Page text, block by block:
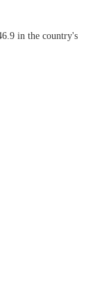
in the country's